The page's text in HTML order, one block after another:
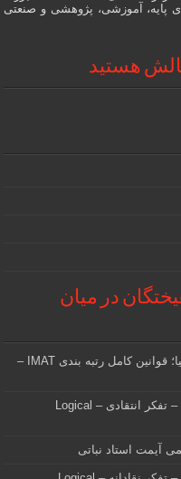
پایه، آموزشی، پژوهشی و صنعتی
هستید
در میان
نحوه رتبه بندی داوطلبان در آزمون آیمت ایتالیا؛ قوانین کامل رتبه بندی IMAT –
نمونه سوالات آیمت ایتالیا – استدلال و منطق – تفکر انتقادی – Logical
آیمت استاد نباتی